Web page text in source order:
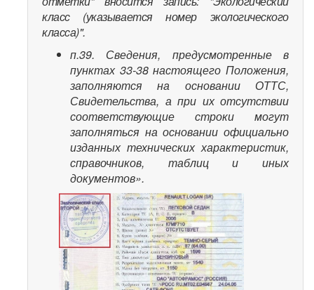
класс (указывается номер экологического
класса)".
п.39. Сведения, предусмотренные в
пунктах 33-38 настоящего Положения,
заполняются на основании ОТТС,
Свидетельства, а при их отсутствии
соответствующие строки могут
заполняться на основании официально
изданных технических характеристик,
справочников, таблиц и иных
документов».